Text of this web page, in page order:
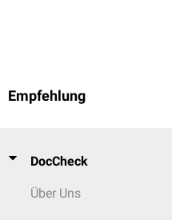
Empfehlung
DocCheck
Über Uns